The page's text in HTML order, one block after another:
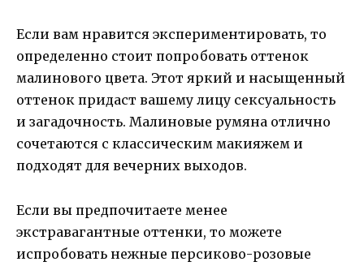
Если вам нравится экспериментировать, то
определенно стоит попробовать оттенок
малинового цвета. Этот яркий и насыщенный
оттенок придаст вашему лицу сексуальность
и загадочность. Малиновые румяна отлично
сочетаются с классическим макияжем и
подходят для вечерних выходов.
Если вы предпочитаете менее
экстравагантные оттенки, то можете
испробовать нежные персиково-розовые